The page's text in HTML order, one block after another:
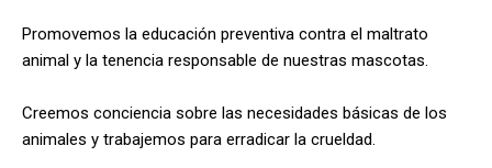
Promovemos la educación preventiva contra el maltrato
animal y la tenencia responsable de nuestras mascotas.
Creemos conciencia sobre las necesidades básicas de los
animales y trabajemos para erradicar la crueldad.